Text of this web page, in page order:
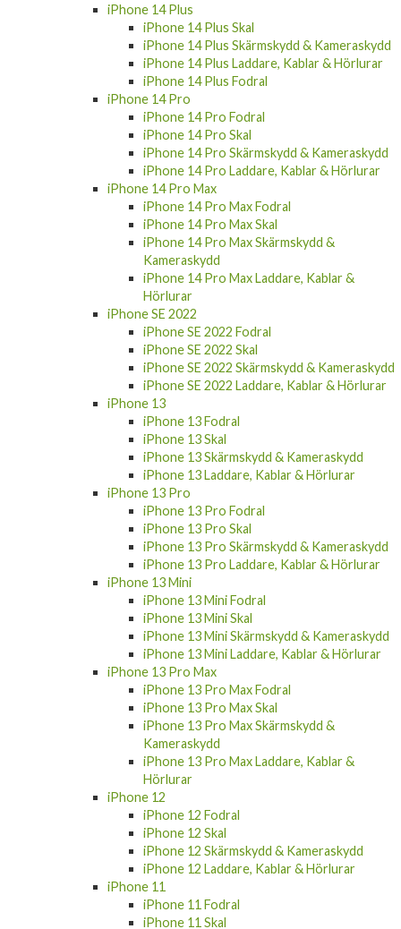
iPhone 14 Plus
iPhone 14 Plus Skal
iPhone 14 Plus Skärmskydd & Kameraskydd
iPhone 14 Plus Laddare, Kablar & Hörlurar
iPhone 14 Plus Fodral
iPhone 14 Pro
iPhone 14 Pro Fodral
iPhone 14 Pro Skal
iPhone 14 Pro Skärmskydd & Kameraskydd
iPhone 14 Pro Laddare, Kablar & Hörlurar
iPhone 14 Pro Max
iPhone 14 Pro Max Fodral
iPhone 14 Pro Max Skal
iPhone 14 Pro Max Skärmskydd &
Kameraskydd
iPhone 14 Pro Max Laddare, Kablar &
Hörlurar
iPhone SE 2022
iPhone SE 2022 Fodral
iPhone SE 2022 Skal
iPhone SE 2022 Skärmskydd & Kameraskydd
iPhone SE 2022 Laddare, Kablar & Hörlurar
iPhone 13
iPhone 13 Fodral
iPhone 13 Skal
iPhone 13 Skärmskydd & Kameraskydd
iPhone 13 Laddare, Kablar & Hörlurar
iPhone 13 Pro
iPhone 13 Pro Fodral
iPhone 13 Pro Skal
iPhone 13 Pro Skärmskydd & Kameraskydd
iPhone 13 Pro Laddare, Kablar & Hörlurar
iPhone 13 Mini
iPhone 13 Mini Fodral
iPhone 13 Mini Skal
iPhone 13 Mini Skärmskydd & Kameraskydd
iPhone 13 Mini Laddare, Kablar & Hörlurar
iPhone 13 Pro Max
iPhone 13 Pro Max Fodral
iPhone 13 Pro Max Skal
iPhone 13 Pro Max Skärmskydd &
Kameraskydd
iPhone 13 Pro Max Laddare, Kablar &
Hörlurar
iPhone 12
iPhone 12 Fodral
iPhone 12 Skal
iPhone 12 Skärmskydd & Kameraskydd
iPhone 12 Laddare, Kablar & Hörlurar
iPhone 11
iPhone 11 Fodral
iPhone 11 Skal